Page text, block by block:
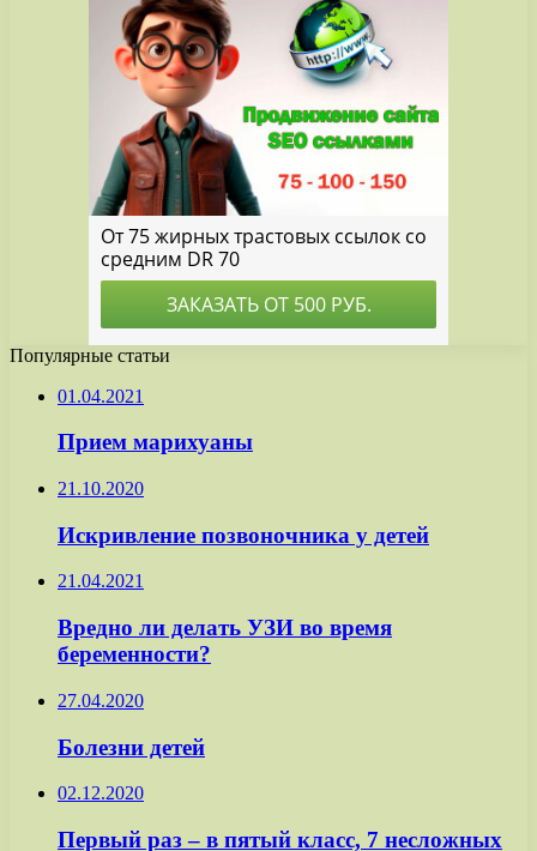
Популярные статьи
01.04.2021
Прием марихуаны
21.10.2020
Искривление позвоночника у детей
21.04.2021
Вредно ли делать УЗИ во время
беременности?
27.04.2020
Болезни детей
02.12.2020
Первый раз – в пятый класс, 7 несложных